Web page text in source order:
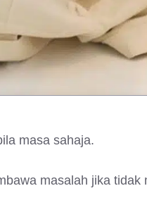
masa sahaja.
masalah jika tidak